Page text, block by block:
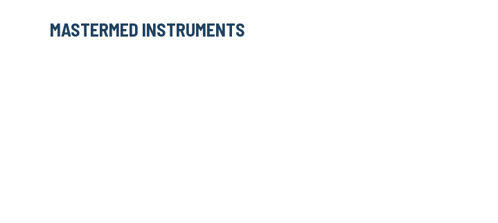
MASTERMED INSTRUMENTS